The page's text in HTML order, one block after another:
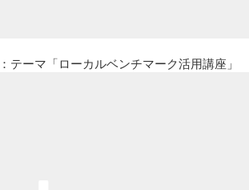
テーマ「ローカルベンチマーク活用講座」